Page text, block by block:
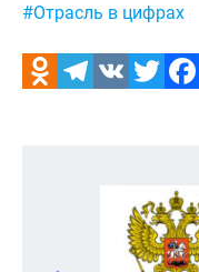
#Отрасль в цифрах